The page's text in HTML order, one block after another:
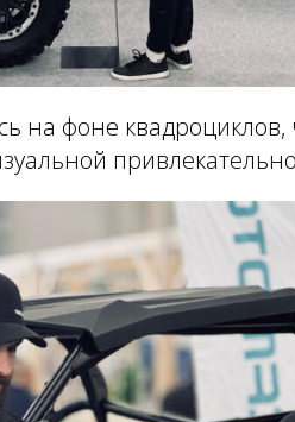
на фоне квадроциклов,